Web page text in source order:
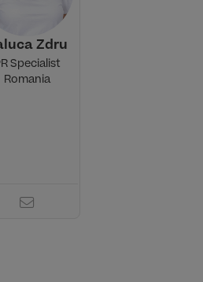
Zdru
Specialist
Romania